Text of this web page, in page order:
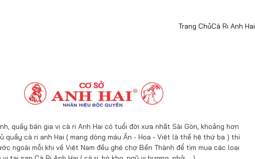
Trang ChủCà Ri Anh Hai
quầy bán gia vị cà ri Anh Hai có tuổi đời xưa nhất Sài Gòn, khoảng hơn
quầy cà ri anh Hai ( mang dòng máu Ấn - Hoa - Việt là thế hệ thứ ba ) thì
ngoài mỗi khi về Việt Nam đều ghé chợ Bến Thành để tìm mua các loại